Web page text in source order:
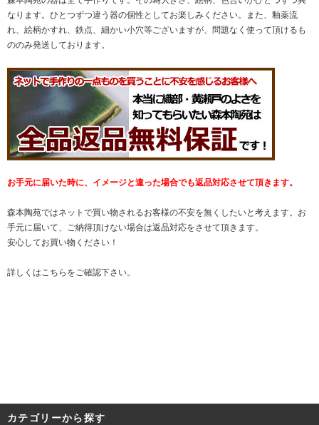
なります。ひとつずつ違う器の個性としてお楽しみください。また、釉薬流
れ、絵柄かすれ、鉄点、細かい小穴等ございますが、問題なく使って頂けるも
ののみ発送しております。
お手元に届いた時に、イメージと違った場合でも返品対応させて頂きます。
森本陶苑ではネットで買い物されるお客様の不安を無くしたいと考えます。お
手元に届いて、ご納得頂けない場合は返品対応をさせて頂きます。
安心してお買い物ください！
詳しくは こちら をご確認下さい。
カテゴリーから探す